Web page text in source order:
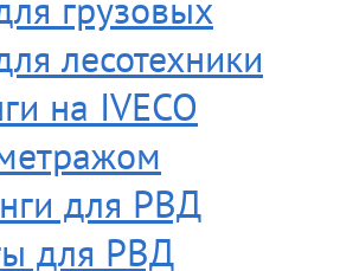
грузовых
лесотехники
на IVECO
для РВД
для РВД